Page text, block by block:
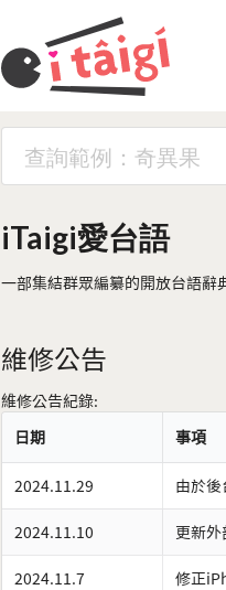
iTaigi愛台語
一部集結群眾編纂的開放台語辭
維修公告
維修公告紀錄:
日期
事項
2024.11.29 由於
2024.11.10 更新外
2024.11.7 修正